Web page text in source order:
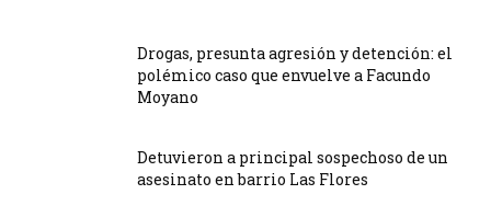
Drogas, presunta agresión y detención: el
polémico caso que envuelve a Facundo
Moyano
Detuvieron a principal sospechoso de un
asesinato en barrio Las Flores